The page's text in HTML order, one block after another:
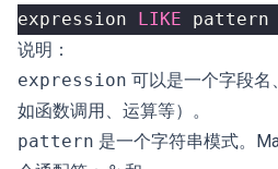
expression
LIKE pattern
说明：
expression 可以是一个字段名
如函数调用、运算等）。
pattern 是一个字符串模式。